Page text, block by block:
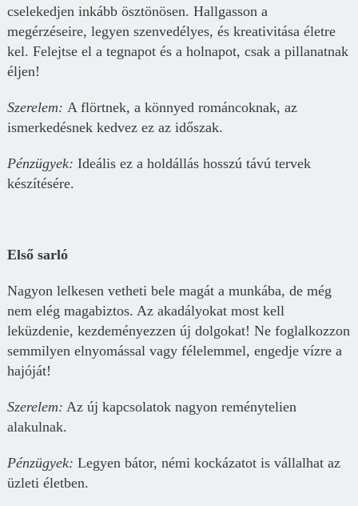
cselekedjen inkább ösztönösen. Hallgasson a
megérzéseire, legyen szenvedélyes, és kreativitása életre
kel. Felejtse el a tegnapot és a holnapot, csak a pillanatnak
éljen!
Szerelem: A flörtnek, a könnyed románcoknak, az
ismerkedésnek kedvez ez az időszak.
Pénzügyek: Ideális ez a holdállás hosszú távú tervek
készítésére.
Első sarló
Nagyon lelkesen vetheti bele magát a munkába, de még
nem elég magabiztos. Az akadályokat most kell
leküzdenie, kezdeményezzen új dolgokat! Ne foglalkozzon
semmilyen elnyomással vagy félelemmel, engedje vízre a
hajóját!
Szerelem: Az új kapcsolatok nagyon reménytelien
alakulnak.
Pénzügyek: Legyen bátor, némi kockázatot is vállalhat az
üzleti életben.